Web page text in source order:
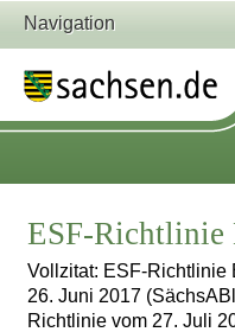
Navigation
ESF-
Vollzitat: ESF-Richtlinie
26. Juni 2017
Richtlinie vom 27. Juli